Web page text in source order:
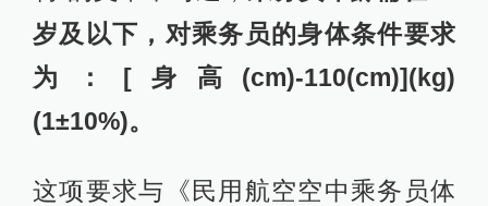
岁及以下，对乘务员的身体条件要求
为：[身高(cm)-110(cm)](kg)
(1±10%)。
这项要求与《民用航空空中乘务员体